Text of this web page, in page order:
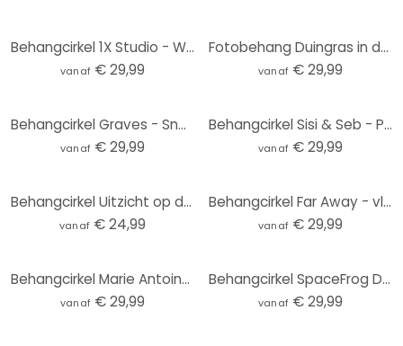
Behangcirkel 1X Studio - Weg naar het Strand - vliesbehang/zelfklevend vliesbehang
vanaf € 29,99
Fotobehang Duingras in de avondzon - Treechild - Rond - vliesbehang/zelfklevend vliesbehang
vanaf € 29,99
Behangcirkel Graves - Sneaky Cat - vliesbehang/zelfklevend vliesbehang
vanaf € 29,99
Behangcirkel Sisi & Seb - Pampas - vliesbehang/zelfklevend vliesbehang
vanaf € 29,99
Behangcirkel Uitzicht op de Baltische Zee - vliesbehang/zelfklevend vliesbehang
vanaf € 24,99
Behangcirkel Far Away - vliesbehang/zelfklevend vliesbehang
vanaf € 29,99
Behangcirkel Marie Antoinette: I never said that - Grace Digital Art - vliesbehang/zelfklevend vlies
vanaf € 29,99
Behangcirkel SpaceFrog Designs - Gouden Sterren - vliesbehang/zelfklevend vliesbehang
vanaf € 29,99